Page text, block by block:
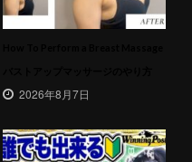
2026年8月7日